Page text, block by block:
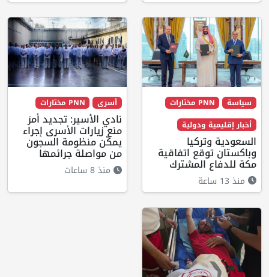
سياسة
PNN مختارات
أخبار إقليمية ودولية
السعودية وتركيا
وباكستان توقع اتفاقية
مكة للدفاع المشترك
منذ 13 ساعة
أسرى PNN مختارات
نادي الأسير: تجديد أمرَ
منع زيارات الأسرى إجراء
يمكّن منظومة السجون
من مواصلة جرائمها
منذ 8 ساعات